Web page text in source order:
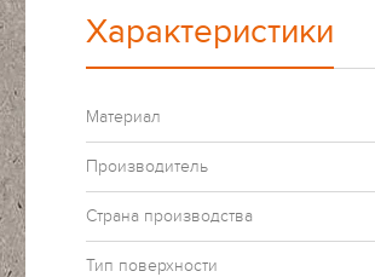
Характеристики
Материал
Производитель
Страна производства
Тип поверхности